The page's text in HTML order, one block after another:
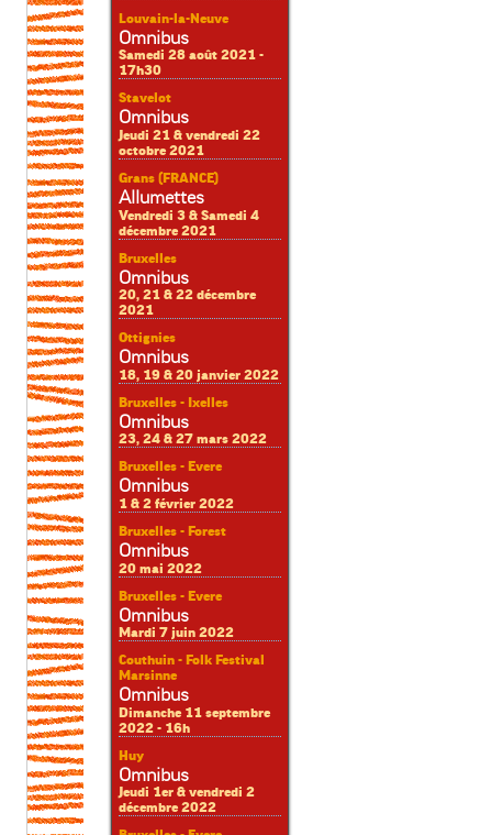
Louvain-la-Neuve
Omnibus
Samedi 28 août 2021 -
17h30
Stavelot
Omnibus
Jeudi 21 & vendredi 22
octobre 2021
Grans (FRANCE)
Allumettes
Vendredi 3 & Samedi 4
décembre 2021
Bruxelles
Omnibus
20, 21 & 22 décembre
2021
Ottignies
Omnibus
18, 19 & 20 janvier 2022
Bruxelles - Ixelles
Omnibus
23, 24 & 27 mars 2022
Bruxelles - Evere
Omnibus
1 & 2 février 2022
Bruxelles - Forest
Omnibus
20 mai 2022
Bruxelles - Evere
Omnibus
Mardi 7 juin 2022
Couthuin - Folk Festival
Marsinne
Omnibus
Dimanche 11 septembre
2022 - 16h
Huy
Omnibus
Jeudi 1er & vendredi 2
décembre 2022